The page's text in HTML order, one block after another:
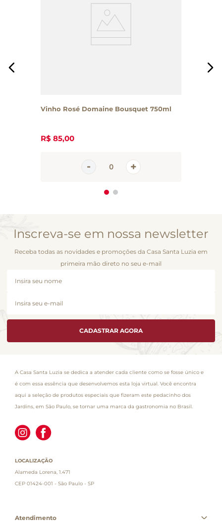
Vinho Rosé Domaine Bousquet 750ml
R$ 85,00
Inscreva-se em nossa newsletter
Receba todas as novidades e promoções da Casa Santa Luzia em
primeira mão direto no seu e-mail
CADASTRAR AGORA
A Casa Santa Luzia se dedica a atender cada cliente como se fosse único e
é com essa essência que desenvolvemos esta loja virtual. Você encontra
aqui a seleção de produtos especiais que fizeram este pedacinho dos
Jardins, em São Paulo, se tornar uma marca da gastronomia no Brasil.
LOCALIZAÇÃO
Alameda Lorena, 1.471
CEP 01424-001 - São Paulo - SP
Atendimento